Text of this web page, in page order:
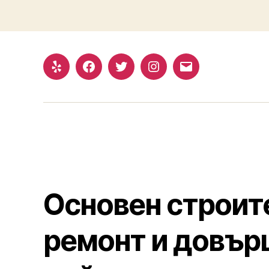
Yelp FacebookTwitterInstagram
Email
Основен
ремонт и